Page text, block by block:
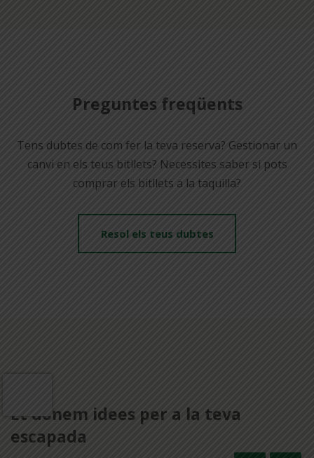
Preguntes freqüents
Tens dubtes de com fer la teva reserva? Gestionar un
canvi en els teus bitllets? Necessites saber si pots
comprar els bitllets a la taquilla?
Resol els teus dubtes
Et donem idees per a la teva
escapada